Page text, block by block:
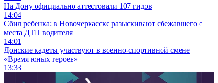
На Дону официально аттестовали 107 гидов
14:04
Сбил ребенка: в Новочеркасске разыскивают сбежавшего с
места ДТП водителя
14:01
Донские кадеты участвуют в военно-спортивной смене
«Время юных героев»
13:33